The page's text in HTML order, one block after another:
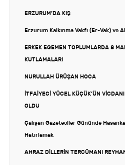
ERZURUM’DA KIŞ
Erzurum Kalkınma Vakfı (Er-Vak) ve
ERKEK EGEMEN TOPLUMLARDA 8
KUTLAMALARI
NURULLAH ÜRÜŞAN HOCA
İTFAİYECİ YÜCEL KÜÇÜK’ÜN
OLDU
Çalışan Gazeteciler Gününde
Hatırlamak
AHRAZ DİLLERİN TERCÜMANI